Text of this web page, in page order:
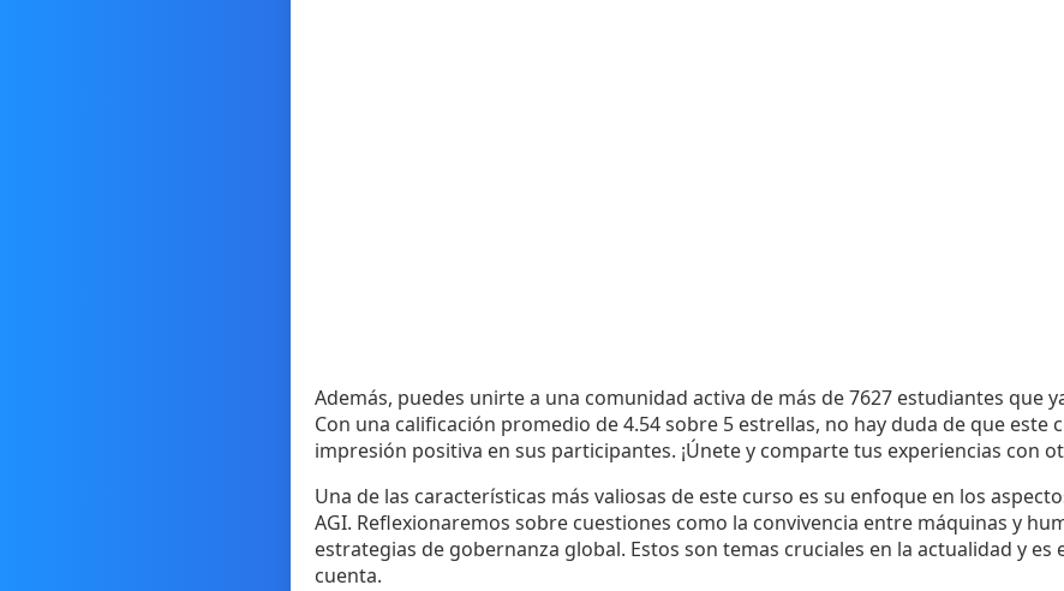
Además, puedes unirte a una comunidad activa de más de 7627 estudiantes que
Con una calificación promedio de 4.54 sobre 5 estrellas, no hay duda de que este
impresión positiva en sus participantes. ¡Únete y comparte tus experiencias con
Una de las características más valiosas de este curso es su enfoque en los
AGI. Reflexionaremos sobre cuestiones como la convivencia entre máquinas y
estrategias de gobernanza global. Estos son temas cruciales en la actualidad y es
cuenta.